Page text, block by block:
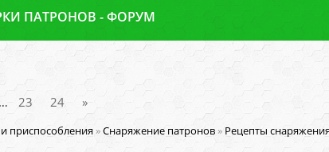
ПАТРОНОВ - ФОРУМ
… 23 24 »
приспособления»Снаряжение патронов » Рецепты